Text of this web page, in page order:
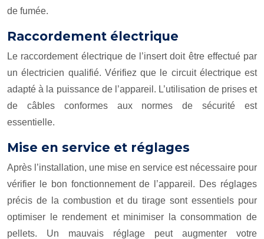
de fumée.
Raccordement électrique
Le raccordement électrique de l’insert doit être effectué par
un électricien qualifié. Vérifiez que le circuit électrique est
adapté à la puissance de l’appareil. L’utilisation de prises et
de câbles conformes aux normes de sécurité est
essentielle.
Mise en service et réglages
Après l’installation, une mise en service est nécessaire pour
vérifier le bon fonctionnement de l’appareil. Des réglages
précis de la combustion et du tirage sont essentiels pour
optimiser le rendement et minimiser la consommation de
pellets. Un mauvais réglage peut augmenter votre